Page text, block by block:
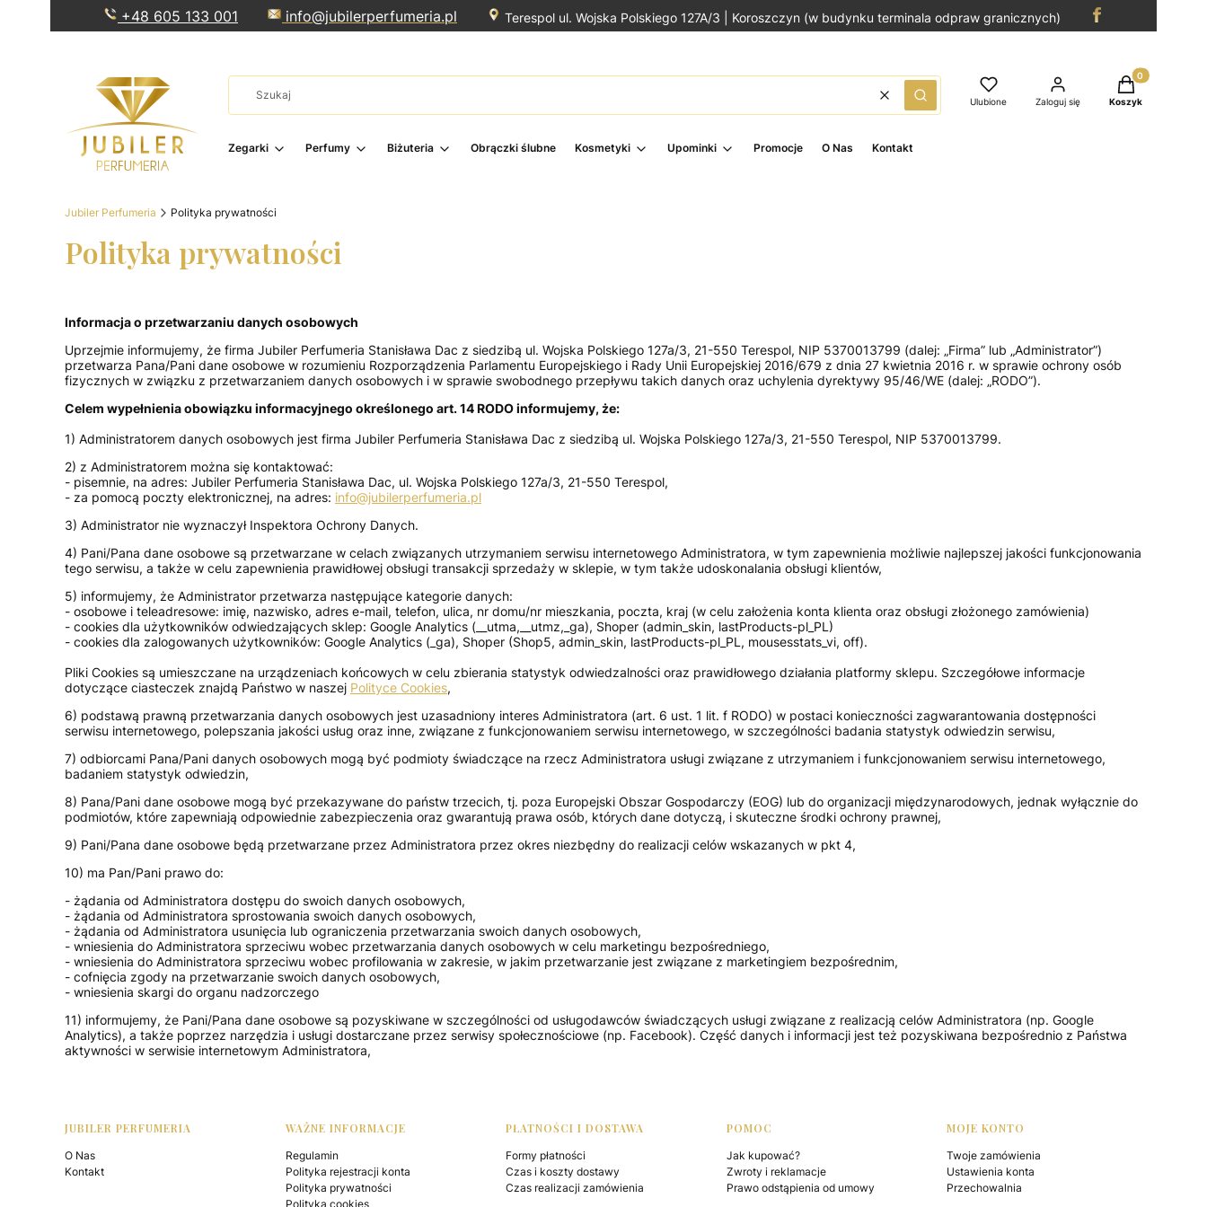
+48 605 133 001 info@jubilerperfumeria.pl Terespol ul. Wojska Polskiego 127A/3 | Koroszczyn (w budynku terminala odpraw granicznych)
WyczyśćSzukaj Ulubione Zaloguj się
Produkty w
Koszyk
Zegarki Perfumy Biżuteria Obrączki ślubne Kosmetyki Upominki Promocje O Nas Kontakt
Jubiler Perfumeria Polityka prywatności
Polityka prywatności
Informacja o przetwarzaniu danych osobowych
Uprzejmie informujemy, że firma Jubiler Perfumeria Stanisława Dac z siedzibą ul. Wojska Polskiego 127a/3, 21-550 Terespol, NIP 5370013799 (dalej: „Firma” lub „Administrator”)
przetwarza Pana/Pani dane osobowe w rozumieniu Rozporządzenia Parlamentu Europejskiego i Rady Unii Europejskiej 2016/679 z dnia 27 kwietnia 2016 r. w sprawie ochrony osób
fizycznych w związku z przetwarzaniem danych osobowych i w sprawie swobodnego przepływu takich danych oraz uchylenia dyrektywy 95/46/WE (dalej: „RODO”).
Celem wypełnienia obowiązku informacyjnego określonego art. 14 RODO informujemy, że:
1) Administratorem danych osobowych jest firma Jubiler Perfumeria Stanisława Dac z siedzibą ul. Wojska Polskiego 127a/3, 21-550 Terespol, NIP 5370013799.
2) z Administratorem można się kontaktować:
- pisemnie, na adres: Jubiler Perfumeria Stanisława Dac, ul. Wojska Polskiego 127a/3, 21-550 Terespol,
- za pomocą poczty elektronicznej, na adres: info@jubilerperfumeria.pl
3) Administrator nie wyznaczył Inspektora Ochrony Danych.
4) Pani/Pana dane osobowe są przetwarzane w celach związanych utrzymaniem serwisu internetowego Administratora, w tym zapewnienia możliwie najlepszej jakości funkcjonowania
tego serwisu, a także w celu zapewnienia prawidłowej obsługi transakcji sprzedaży w sklepie, w tym także udoskonalania obsługi klientów,
5) informujemy, że Administrator przetwarza następujące kategorie danych:
- osobowe i teleadresowe: imię, nazwisko, adres e-mail, telefon, ulica, nr domu/nr mieszkania, poczta, kraj (w celu założenia konta klienta oraz obsługi złożonego zamówienia)
- cookies dla użytkowników odwiedzających sklep: Google Analytics (__utma,__utmz,_ga), Shoper (admin_skin, lastProducts-pl_PL)
- cookies dla zalogowanych użytkowników: Google Analytics (_ga), Shoper (Shop5, admin_skin, lastProducts-pl_PL, mousesstats_vi, off).
Pliki Cookies są umieszczane na urządzeniach końcowych w celu zbierania statystyk odwiedzalności oraz prawidłowego działania platformy sklepu. Szczegółowe informacje
dotyczące ciasteczek znajdą Państwo w naszej Polityce Cookies,
6) podstawą prawną przetwarzania danych osobowych jest uzasadniony interes Administratora (art. 6 ust. 1 lit. f RODO) w postaci konieczności zagwarantowania dostępności
serwisu internetowego, polepszania jakości usług oraz inne, związane z funkcjonowaniem serwisu internetowego, w szczególności badania statystyk odwiedzin serwisu,
7) odbiorcami Pana/Pani danych osobowych mogą być podmioty świadczące na rzecz Administratora usługi związane z utrzymaniem i funkcjonowaniem serwisu internetowego,
badaniem statystyk odwiedzin,
8) Pana/Pani dane osobowe mogą być przekazywane do państw trzecich, tj. poza Europejski Obszar Gospodarczy (EOG) lub do organizacji międzynarodowych, jednak wyłącznie do
podmiotów, które zapewniają odpowiednie zabezpieczenia oraz gwarantują prawa osób, których dane dotyczą, i skuteczne środki ochrony prawnej,
9) Pani/Pana dane osobowe będą przetwarzane przez Administratora przez okres niezbędny do realizacji celów wskazanych w pkt 4,
10) ma Pan/Pani prawo do:
- żądania od Administratora dostępu do swoich danych osobowych,
- żądania od Administratora sprostowania swoich danych osobowych,
- żądania od Administratora usunięcia lub ograniczenia przetwarzania swoich danych osobowych,
- wniesienia do Administratora sprzeciwu wobec przetwarzania danych osobowych w celu marketingu bezpośredniego,
- wniesienia do Administratora sprzeciwu wobec profilowania w zakresie, w jakim przetwarzanie jest związane z marketingiem bezpośrednim,
- cofnięcia zgody na przetwarzanie swoich danych osobowych,
- wniesienia skargi do organu nadzorczego
11) informujemy, że Pani/Pana dane osobowe są pozyskiwane w szczególności od usługodawców świadczących usługi związane z realizacją celów Administratora (np. Google
Analytics), a także poprzez narzędzia i usługi dostarczane przez serwisy społecznościowe (np. Facebook). Część danych i informacji jest też pozyskiwana bezpośrednio z Państwa
aktywności w serwisie internetowym Administratora,
Linki w stopce
JUBILER PERFUMERIA
O Nas
Kontakt
WAŻNE INFORMACJE
Regulamin
Polityka rejestracji konta
Polityka prywatności
Polityka cookies
PŁATNOŚCI I DOSTAWA
Formy płatności
Czas i koszty dostawy
Czas realizacji zamówienia
POMOC
Jak kupować?
Zwroty i reklamacje
Prawo odstąpienia od umowy
MOJE KONTO
Twoje zamówienia
Ustawienia konta
Przechowalnia